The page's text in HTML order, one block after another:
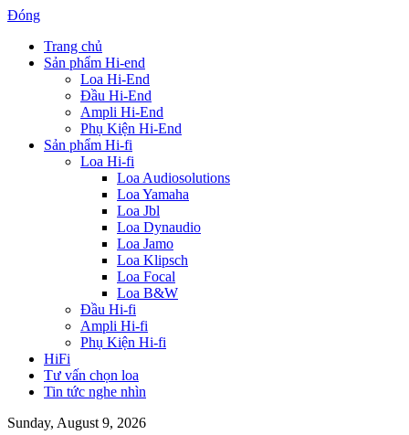
Đóng
Trang chủ
Sản phẩm Hi-end
Loa Hi-End
Đầu Hi-End
Ampli Hi-End
Phụ Kiện Hi-End
Sản phẩm Hi-fi
Loa Hi-fi
Loa Audiosolutions
Loa Yamaha
Loa Jbl
Loa Dynaudio
Loa Jamo
Loa Klipsch
Loa Focal
Loa B&W
Đầu Hi-fi
Ampli Hi-fi
Phụ Kiện Hi-fi
HiFi
Tư vấn chọn loa
Tin tức nghe nhìn
Sunday, August 9, 2026